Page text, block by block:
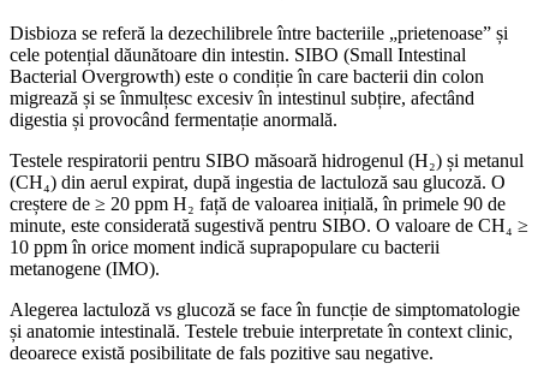
Disbioza se referă la dezechilibrele între bacteriile „prietenoase” și
cele potențial dăunătoare din intestin. SIBO (Small Intestinal
Bacterial Overgrowth) este o condiție în care bacterii din colon
migrează și se înmulțesc excesiv în intestinul subțire, afectând
digestia și provocând fermentație anormală.
Testele respiratorii pentru SIBO măsoară hidrogenul (H₂) și metanul
(CH₄) din aerul expirat, după ingestia de lactuloză sau glucoză. O
creștere de ≥ 20 ppm H₂ față de valoarea inițială, în primele 90 de
minute, este considerată sugestivă pentru SIBO. O valoare de CH₄ ≥
10 ppm în orice moment indică suprapopulare cu bacterii
metanogene (IMO).
Alegerea lactuloză vs glucoză se face în funcție de simptomatologie
și anatomie intestinală. Testele trebuie interpretate în context clinic,
deoarece există posibilitate de fals pozitive sau negative.